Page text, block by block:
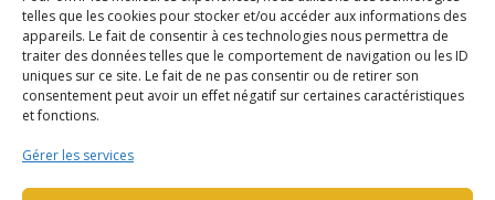
telles que les cookies pour stocker et/ou accéder aux informations des
appareils. Le fait de consentir à ces technologies nous permettra de
traiter des données telles que le comportement de navigation ou les ID
uniques sur ce site. Le fait de ne pas consentir ou de retirer son
consentement peut avoir un effet négatif sur certaines caractéristiques
et fonctions.
Gérer les services
YALE MS14XIL (2510)